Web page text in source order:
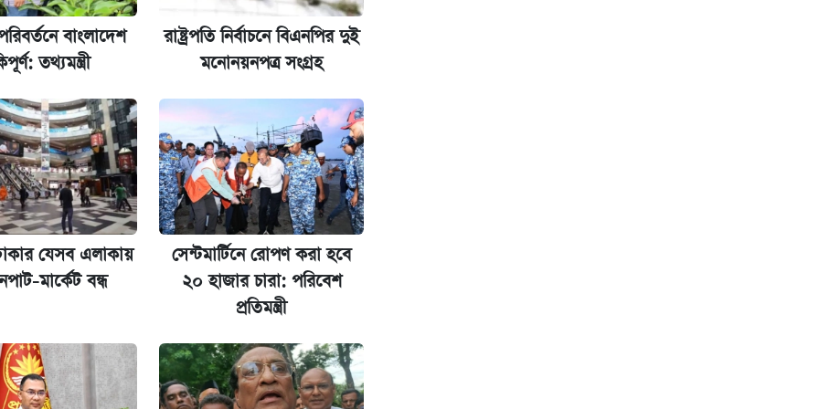
যা
বিরুদ্ধে ব্যবস্থা
বাংলাদেশ
তথ্যমন্ত্রী
রাষ্ট্রপতি নির্বাচনে বিএনপির দুই
মনোনয়নপত্র সংগ্রহ
যেসব এলাকায়
মার্কেট বন্ধ
সেন্টমার্টিনে রোপণ করা হবে
২০ হাজার চারা: পরিবেশ
প্রতিমন্ত্রী